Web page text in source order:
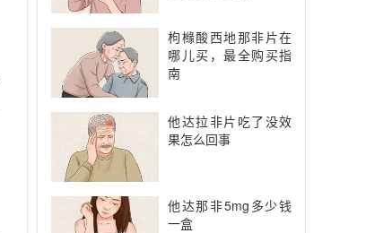
枸橼酸西地那非片在
哪儿买，最全购买指
南
他达拉非片吃了没效
果怎么回事
他达那非5mg多少钱
一盒